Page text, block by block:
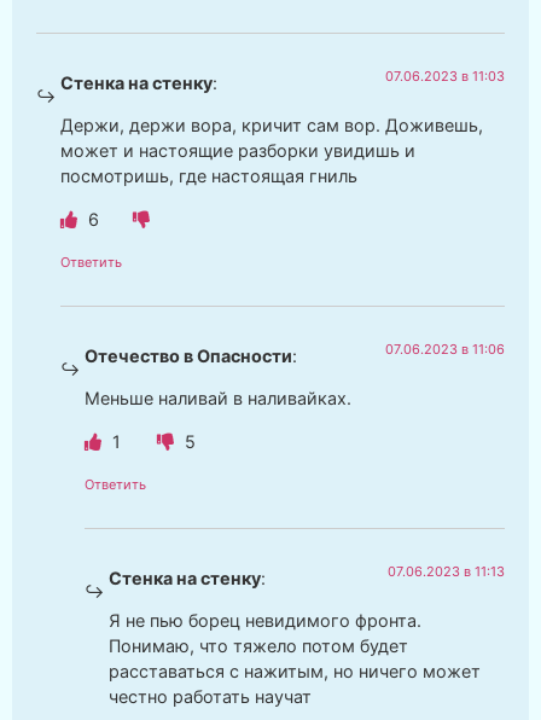
Стенка на стенку: 07.06.2023 в 11:03
Держи, держи вора, кричит сам вор. Доживешь,
может и настоящие разборки увидишь и
посмотришь, где настоящая гниль
6
Ответить
Отечество в Опасности: 07.06.2023 в 11:06
Меньше наливай в наливайках.
1 5
Ответить
Стенка на стенку: 07.06.2023 в 11:13
Я не пью борец невидимого фронта.
Понимаю, что тяжело потом будет
расставаться с нажитым, но ничего может
честно работать научат